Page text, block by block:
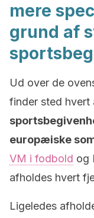
mere
grund af
Ud over de
finder sted hvert
europæiske
VM i fodbold og
afholdes hvert
Ligeledes